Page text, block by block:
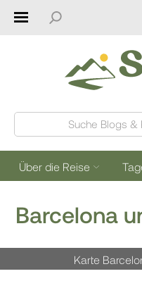
Suche Blogs &
Über die Reise
Barcelona
Karte